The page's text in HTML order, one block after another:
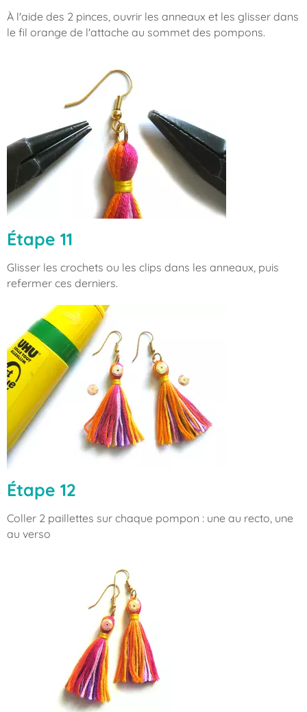
À l'aide des 2 pinces, ouvrir les anneaux et les glisser dans
le fil orange de l'attache au sommet des pompons.
Étape 11
Glisser les crochets ou les clips dans les anneaux, puis
refermer ces derniers.
Étape 12
Coller 2 paillettes sur chaque pompon : une au recto, une
au verso